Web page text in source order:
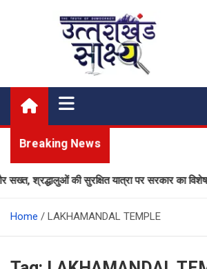
Uttarakhand
My News Portal
Breaking News
सख्त, श्रद्धालुओं की सुरक्षित यात्रा पर सरकार का
Home LAKHAMANDAL TEMPLE